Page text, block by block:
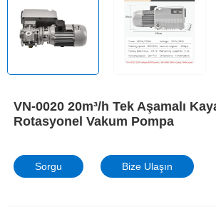
VN-0020 20m³/h Tek Aşamalı
Rotasyonel Vakum Pompa
Sorgu Bize Ulaşın